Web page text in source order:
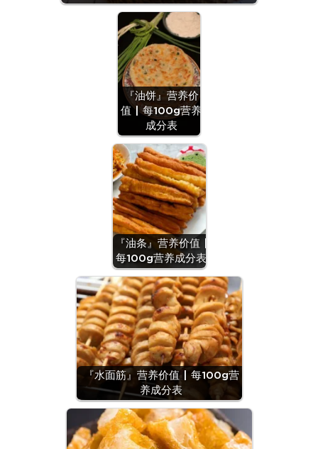
『油饼』营养价
值 | 每100g营养
成分表
『油条』营养价值 |
每100g营养成分表
『水面筋』营养价值 | 每100g营
养成分表